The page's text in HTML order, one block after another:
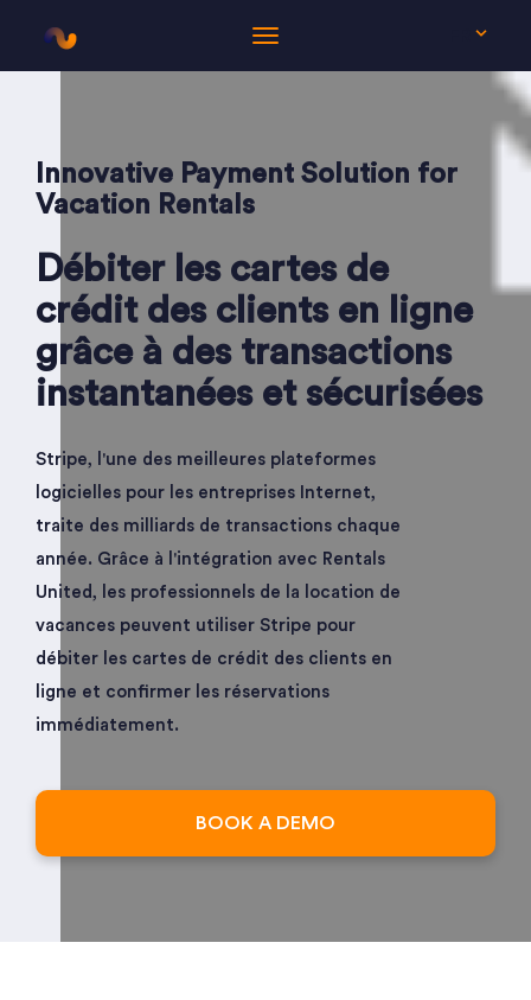
Innovative Payment Solution for
Vacation Rentals
Débiter les cartes de
crédit des clients en ligne
grâce à des transactions
instantanées et sécurisées
Stripe, l'une des meilleures plateformes
logicielles pour les entreprises Internet,
traite des milliards de transactions chaque
année. Grâce à l'intégration avec Rentals
United, les professionnels de la location de
vacances peuvent utiliser Stripe pour
débiter les cartes de crédit des clients en
ligne et confirmer les réservations
immédiatement.
BOOK A DEMO